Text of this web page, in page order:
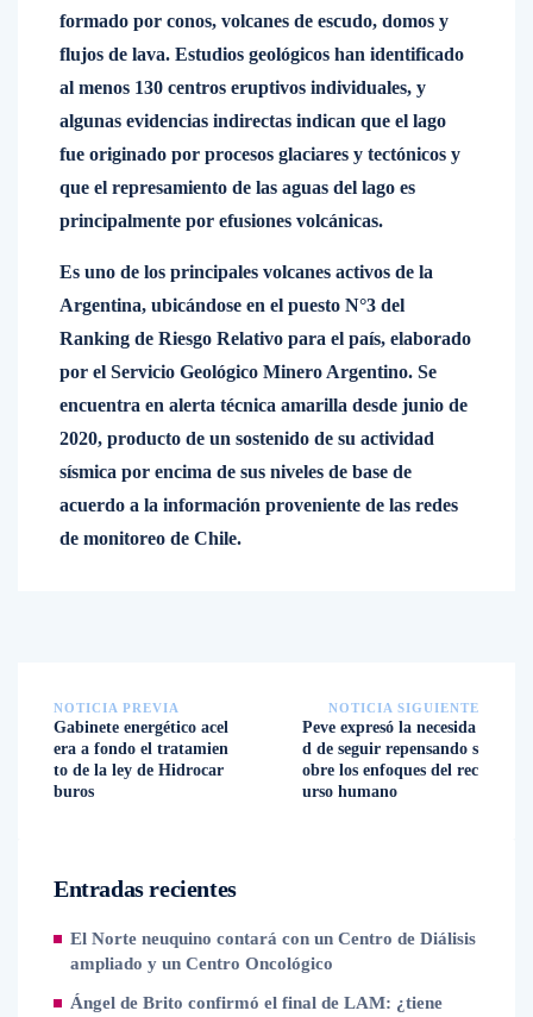
formado por conos, volcanes de escudo, domos y
flujos de lava. Estudios geológicos han identificado
al menos 130 centros eruptivos individuales, y
algunas evidencias indirectas indican que el lago
fue originado por procesos glaciares y tectónicos y
que el represamiento de las aguas del lago es
principalmente por efusiones volcánicas.
Es uno de los principales volcanes activos de la
Argentina, ubicándose en el puesto N°3 del
Ranking de Riesgo Relativo para el país, elaborado
por el Servicio Geológico Minero Argentino. Se
encuentra en alerta técnica amarilla desde junio de
2020, producto de un sostenido de su actividad
sísmica por encima de sus niveles de base de
acuerdo a la información proveniente de las redes
de monitoreo de Chile.
NOTICIA PREVIA
Gabinete energético acel
era a fondo el tratamien
to de la ley de Hidrocar
buros
NOTICIA SIGUIENTE
Peve expresó la necesida
d de seguir repensando s
obre los enfoques del rec
urso humano
Entradas recientes
El Norte neuquino contará con un Centro de Diálisis
ampliado y un Centro Oncológico
Ángel de Brito confirmó el final de LAM: ¿tiene